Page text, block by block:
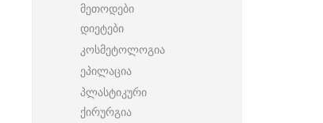
მეთოდები
დიეტები
კოსმეტოლოგია
ეპილაცია
პლასტიკური
ქირურგია